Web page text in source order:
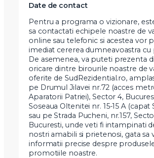
Date de contact
Pentru a programa o vizionare,
sa contactati echipele noastre de
online sau telefonic si acestea vor
imediat cererea dumneavoastra cu
De asemenea, va puteti prezenta
oricare dintre birourile noastre de
oferite de SudRezidential.ro,
pe Drumul Jilavei nr.72 (acces
Aparatorii Patriei), Sector 4,
Soseaua Oltenitei nr. 15-15 A (capat
sau pe Strada Pucheni, nr.157,
Bucuresti, unde veti fi intampinati
nostri amabili si prietenosi, gata sa
informatii precise despre
promotiile noastre.